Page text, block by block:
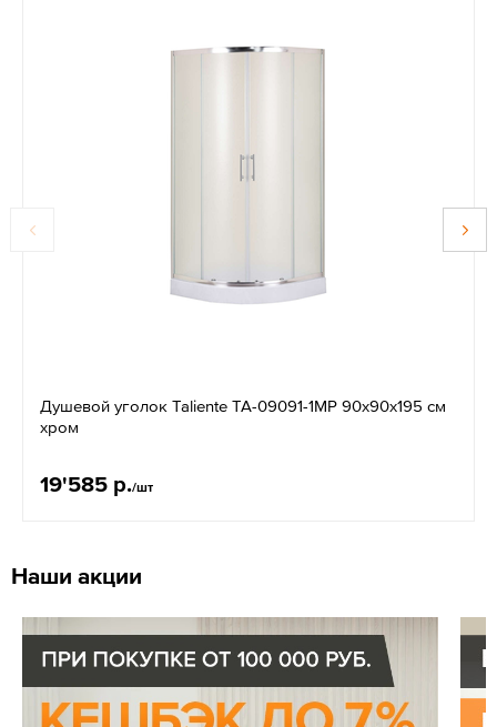
Душевой уголок Taliente TA-09091-1MP 90х90х195 см
хром
19'585 р./шт
Наши акции